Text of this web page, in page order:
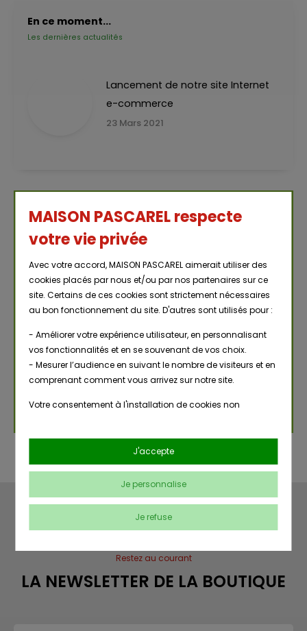
En ce moment...
Les dernières actualités
Lancement de notre site Internet
e-commerce
23 Mars 2021
NOUS CONTACTER
Renseignements, demandes diverses
Vous avez une ques­tion sur nos pro­duits ou notre
sytème de livrai­son ?
Alors n'hé­si­tez plus et uti­li­sez notre for­mu­laire pour
nous contac­ter.
Contac­tez nous
Restez au courant
LA NEWSLETTER DE LA BOUTIQUE
MAISON PASCAREL respecte
votre vie privée
Avec votre accord, MAISON PASCAREL aimerait utiliser des
cookies placés par nous et/ou par nos partenaires sur ce
site. Certains de ces cookies sont strictement nécessaires
au bon fonctionnement du site. D'autres sont utilisés pour :
- Améliorer votre expérience utilisateur, en personnalisant
vos fonctionnalités et en se souvenant de vos choix.
- Mesurer l’audience en suivant le nombre de visiteurs et en
comprenant comment vous arrivez sur notre site.
Votre consentement à l'installation de cookies non
J'accepte
Je personnalise
Je refuse